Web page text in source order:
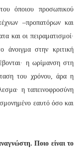
όποιου προσωπικού
–προπατόρων και
και οι πειραματισμοί∙
στην κριτική
η ωρίμανση στη
του χρόνου, άρα η
η ταπεινοφροσύνη
εαυτό όσο και
Ποιο είναι το